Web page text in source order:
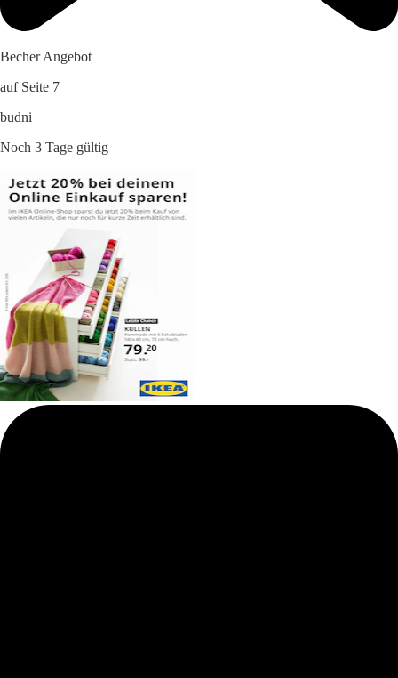
Becher Angebot
auf Seite 7
budni
Noch 3 Tage gültig